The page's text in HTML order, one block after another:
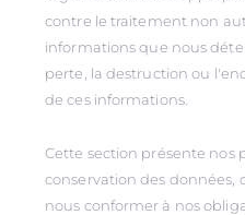
contre le traitement non
informations que nous
perte, la destruction ou
de ces informations.
Cette section présente nos
conservation des données,
nous conformer à nos